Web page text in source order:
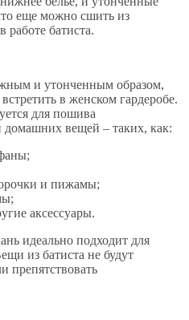
еще можно сшить из
работе батиста.
и утонченным образом,
в женском гардеробе.
для пошива
вещей – таких, как:
и пижамы;
аксессуары.
идеально подходит для
из батиста не будут
препятствовать